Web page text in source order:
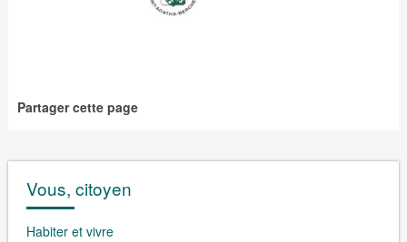
Partager cette page
Vous, citoyen
Habiter et vivre